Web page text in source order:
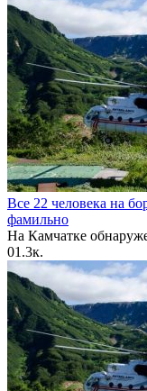
Все 22 человека на
фамильно
На Камчатке
01.3к.